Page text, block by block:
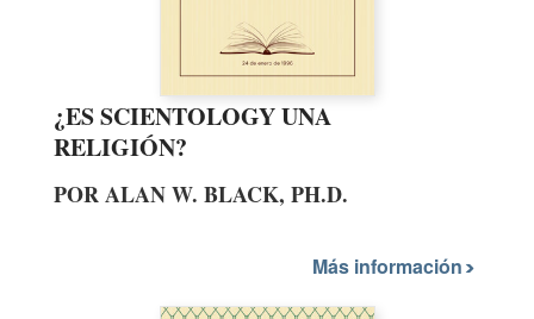
¿ES SCIENTOLOGY UNA
RELIGIÓN?
POR ALAN W. BLACK, PH.D.
Más información